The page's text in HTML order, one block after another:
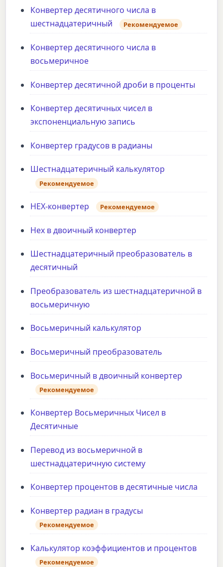
Конвертер десятичного числа в
шестнадцатеричный
Рекомендуемое
Конвертер десятичного числа в
восьмеричное
Конвертер десятичной дроби в проценты
Конвертер десятичных чисел в
экспоненциальную запись
Конвертер градусов в радианы
Шестнадцатеричный калькулятор
Рекомендуемое
HEX-конвертер Рекомендуемое
Hex в двоичный конвертер
Шестнадцатеричный преобразователь в
десятичный
Преобразователь из шестнадцатеричной в
восьмеричную
Восьмеричный калькулятор
Восьмеричный преобразователь
Восьмеричный в двоичный конвертер
Рекомендуемое
Конвертер Восьмеричных Чисел в
Десятичные
Перевод из восьмеричной в
шестнадцатеричную систему
Конвертер процентов в десятичные числа
Конвертер радиан в градусы
Рекомендуемое
Калькулятор коэффициентов и процентов
Рекомендуемое